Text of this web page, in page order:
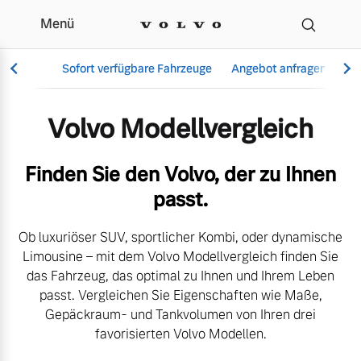
Der Volvo
Menü
Sofort verfügbare Fahrzeuge Angebot anfragen
Vollelektrisch
6 Modelle
Plug-in Hybrid
3 Modelle
Aktuelle Angebote
Über uns
Volvo Modellvergleich
Finden Sie den Volvo, der zu Ihnen
passt.
Ob luxuriöser SUV, sportlicher Kombi, oder dynamische
Limousine – mit dem Volvo Modellvergleich finden Sie
das Fahrzeug, das optimal zu Ihnen und Ihrem Leben
passt. Vergleichen Sie Eigenschaften wie Maße,
Gepäckraum- und Tankvolumen von Ihren drei
favorisierten Volvo Modellen.